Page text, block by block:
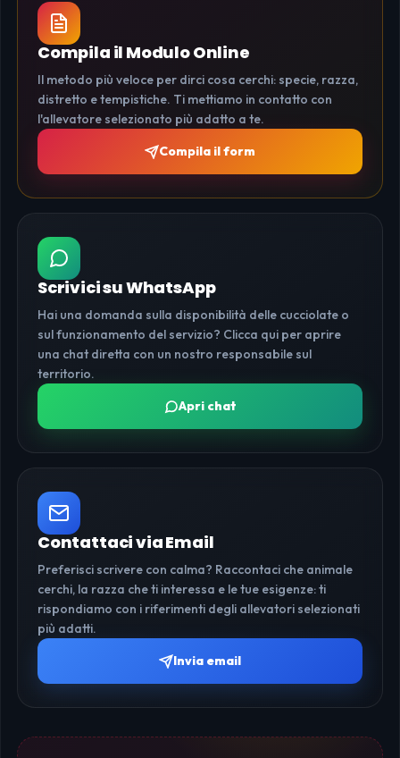
Compila il Modulo Online
Il metodo più veloce per dirci cosa cerchi: specie, razza,
distretto e tempistiche. Ti mettiamo in contatto con
l'allevatore selezionato più adatto a te.
Compila il form
Scrivici su WhatsApp
Hai una domanda sulla disponibilità delle cucciolate o
sul funzionamento del servizio? Clicca qui per aprire
una chat diretta con un nostro responsabile sul
territorio.
Apri chat
Contattaci via Email
Preferisci scrivere con calma? Raccontaci che animale
cerchi, la razza che ti interessa e le tue esigenze: ti
rispondiamo con i riferimenti degli allevatori selezionati
più adatti.
Invia email